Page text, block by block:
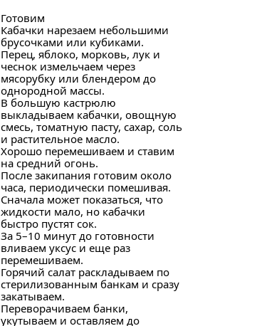
Готовим
Кабачки нарезаем небольшими
брусочками или кубиками.
Перец, яблоко, морковь, лук и
чеснок измельчаем через
мясорубку или блендером до
однородной массы.
В большую кастрюлю
выкладываем кабачки, овощную
смесь, томатную пасту, сахар, соль
и растительное масло.
Хорошо перемешиваем и ставим
на средний огонь.
После закипания готовим около
часа, периодически помешивая.
Сначала может показаться, что
жидкости мало, но кабачки
быстро пустят сок.
За 5–10 минут до готовности
вливаем уксус и еще раз
перемешиваем.
Горячий салат раскладываем по
стерилизованным банкам и сразу
закатываем.
Переворачиваем банки,
укутываем и оставляем до